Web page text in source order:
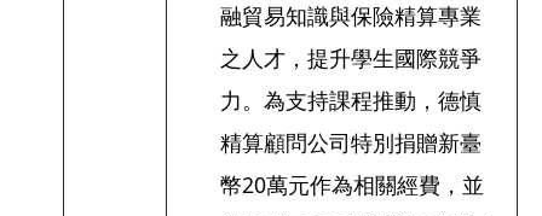
融貿易知識與保險精算專業
之人才，提升學生國際競爭
力。為支持課程推動，德慎
精算顧問公司特別捐贈新臺
幣20萬元作為相關經費，並